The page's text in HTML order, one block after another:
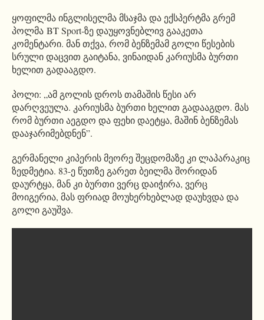
ყოფილმა ინგლისელმა მსაჯმა და ექსპერტმა გრემ
პოლმა BT Sport-ზე დაუყოვნებლივ გააკეთა
კომენტარი. მან თქვა, რომ ბენზემამ გოლი წესების
სრული დაცვით გაიტანა, ვინაიდან კარიუსმა ბურთი
ხელით გადააგდო.
პოლი: „ამ გოლის დროს თამაშის წესი არ
დარღვეულა. კარიუსმა ბურთი ხელით გადააგდო. მას
რომ ბურთი აეგდო და ფეხი დაეტყა, მაშინ ბენზემას
დააჯარიმებდნენ”.
გერმანელი კიპერის მეორე შეცდომაზე კი ლაპარაკიც
ზედმეტია. 83-ე წუთზე გარეთ ბეილმა შორიდან
დაურტყა, მან კი ბურთი ვერც დაიჭირა, ვერც
მოიგერია, მას ფრიად მოუხერხებლად დაუხვდა და
გოლი გაუშვა.